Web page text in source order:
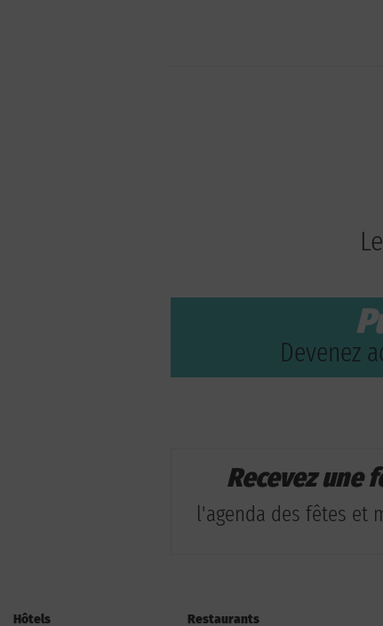
Devenez
Recevez une
l'agenda des fêtes et
Hôtels
Restaurants